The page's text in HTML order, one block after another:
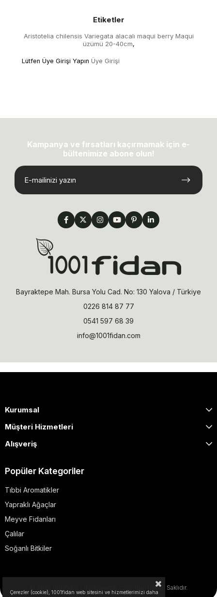
Etiketler
Aristotelia chilensis Variegata alacalı maqui berry Maqui
üzümü 20-40cm,
Lütfen Üye Girişi Yapın Üye Girişi
Kampanya ve fırsatları kaçırmamak için e-
bültenimize abone olun!
Bayraktepe Mah. Bursa Yolu Cad. No: 130 Yalova / Türkiye
0226 814 87 77
0541 597 68 39
info@1001fidan.com
Kurumsal
Müşteri Hizmetleri
Alışveriş
Popüler Kategoriler
Tıbbi Aromatikler
Yapraklı Ağaçlar
Meyve Fidanları
Çalılar
Soğanlı Bitkiler
© 2025 1001fidan - dogapeyzaj.com. Tüm Hakları Saklıdır.
Çerezler (cookie), 1001fidan web sitesini ve hizmetlerimizi daha